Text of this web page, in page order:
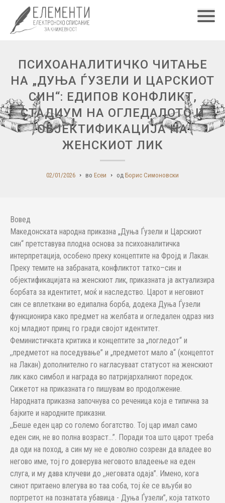
ПСИХОАНАЛИТИЧКО ЧИТАЊЕ
НА „ДУЊА ЃУЗЕЛИ И ЦАРСКИОТ
СИН“: ЕДИПОВ КОНФЛИКТ,
СТАДИУМ НА ОГЛЕДАЛОТО И
ОБЈЕКТИФИКАЦИЈА НА
ЖЕНСКИОТ ЛИК
02/01/2026 во Есеи од Борис Симоновски
Вовед
Македонската народна приказна „Дуња Ѓузели и Царскиот
син“ претставува плодна основа за психоаналитичка
интерпретација, особено преку концептите на Фројд и Лакан.
Преку темите на забраната, конфликтот татко–син и
објектификацијата на женскиот лик, приказната ја актуализира
борбата за идентитет, моќ и наследство. Царот и неговиот
син се вплеткани во едипална борба, додека Дуња Ѓузели
функционира како предмет на желбата и огледален одраз низ
кој младиот принц го гради својот идентитет.
Феминистичката критика и концептите за „погледот“ и
,,предметот на поседување” и „предметот мало а“ (концептот
на Лакан) дополнително го нагласуваат статусот на женскиот
лик како симбол и награда во патријархалниот поредок.
Сижетот на приказната го пишувам во продолжение.
Народната приказна започнува со реченица која е типична за
бајките и народните приказни.
,,Беше еден цар со големо богатство. Тој цар имал само
еден син, не во полна возраст…”. Поради тоа што царот треба
да оди на поход, а син му не е доволно созреан да владее во
негово име, тој го доверува неговото владеење на еден
слуга, и му дава клучеви до ,,неговата одаја”. Имено, кога
синот притаено влегува во таа соба, тој ќе се вљуби во
портретот на познатата убавица - Дуња Ѓузели”, која таткото